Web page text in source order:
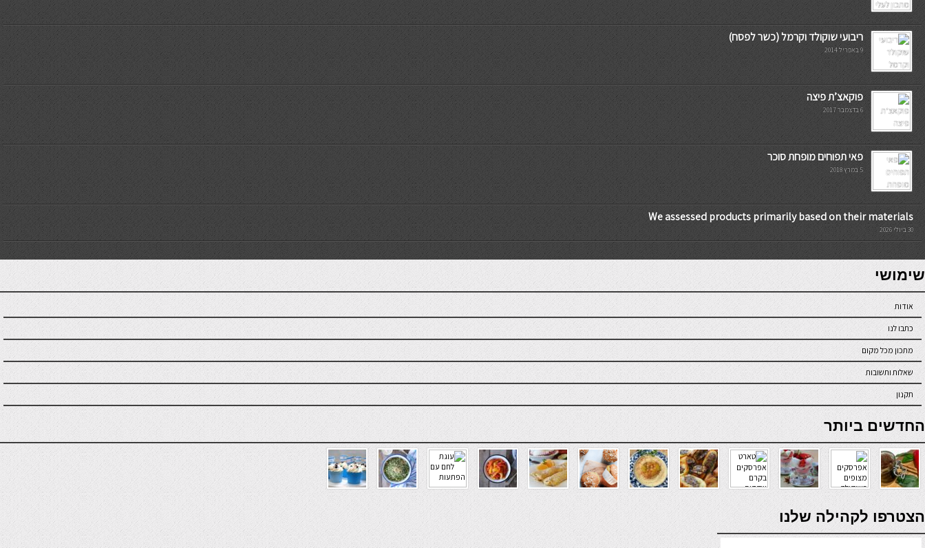
ריבועי שוקולד וקרמל (כשר לפסח)
9 באפריל 2014
פוקאצ’ת פיצה
6 בדצמבר 2017
פאי תפוחים מופחת סוכר
5 במרץ 2018
We assessed products primarily based on their materials
30 ביולי 2026
7slots
seriöse online casinos österreich
שימושי
אודות
כתבו לנו
מתכון מכל מקום
שאלות ותשובות
תקנון
online casino
החדשים ביותר
verde casino
הצטרפו לקהילה שלנו